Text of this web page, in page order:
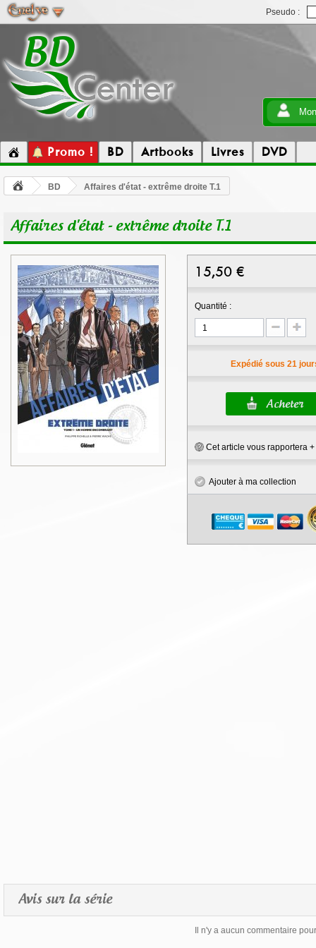
Pseudo :
Promo ! BD Artbooks Livres DVD
BD Affaires d'état - extrême droite T.1
Affaires d'état - extrême droite T.1
15,50 €
Quantité :
Expédié sous 21
Cet article vous rapportera +
Ajouter à ma collection
Avis sur la série
Il n'y a aucun commentaire